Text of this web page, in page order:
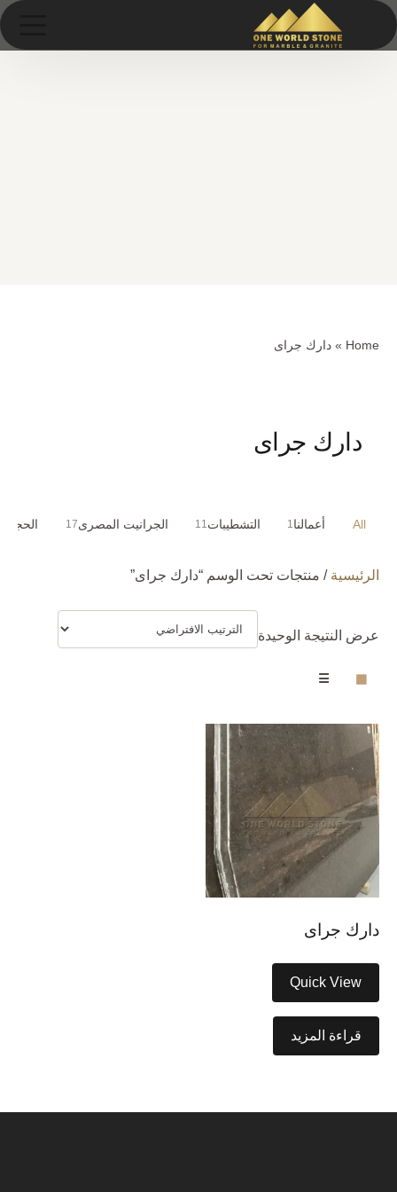
Home
» دارك جراى
دارك جراى
All أعمالنا1 التشطيبات11 الجرانيت المصرى17 الحجر
الرئيسية / منتجات تحت الوسم “دارك جراى”
عرض النتيجة الوحيدة
▦
☰
دارك جراى
Quick View
قراءة المزيد